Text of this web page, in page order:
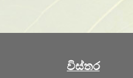
විස්තර